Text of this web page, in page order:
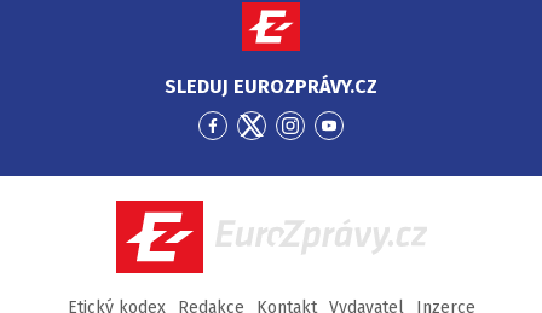
SLEDUJ EUROZPRÁVY.CZ
Přejít
Facebook
Přejít
Twitter
Přejít
Instagram
Přejít
YouTube
EuroZprávy.cz
Etický kodex Redakce Kontakt Vydavatel
Inzerce